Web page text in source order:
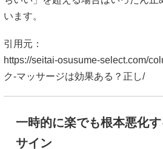
一時的に楽でも根本悪化
マッサージ直後に軽く感じても、姿
だと負担が繰り返されやすいとも言
「ほぐす→また下を向く」の繰り返
また、施術後に頭痛の悪化、強い違
場合は無理を続けないことが大切と